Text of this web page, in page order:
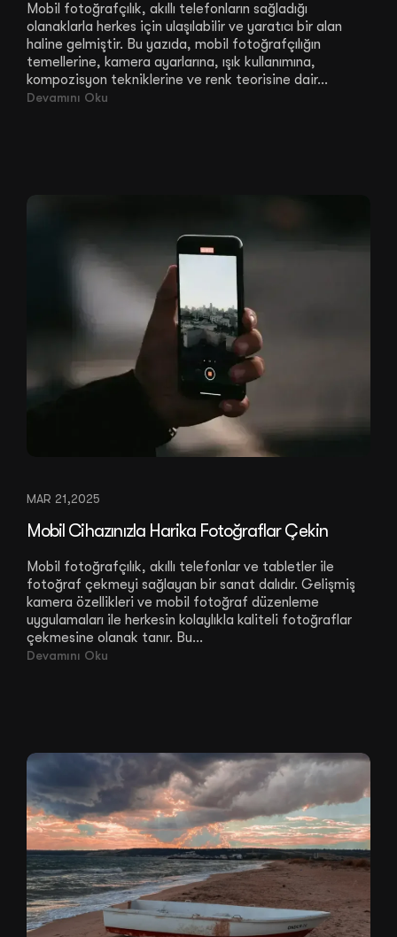
Mobil fotoğrafçılık, akıllı telefonların sağladığı
olanaklarla herkes için ulaşılabilir ve yaratıcı bir alan
haline gelmiştir. Bu yazıda, mobil fotoğrafçılığın
temellerine, kamera ayarlarına, ışık kullanımına,
kompozisyon tekniklerine ve renk teorisine dair...
Devamını Oku
MAR 21,2025
Mobil Cihazınızla Harika Fotoğraflar Çekin
Mobil fotoğrafçılık, akıllı telefonlar ve tabletler ile
fotoğraf çekmeyi sağlayan bir sanat dalıdır. Gelişmiş
kamera özellikleri ve mobil fotoğraf düzenleme
uygulamaları ile herkesin kolaylıkla kaliteli fotoğraflar
çekmesine olanak tanır. Bu...
Devamını Oku